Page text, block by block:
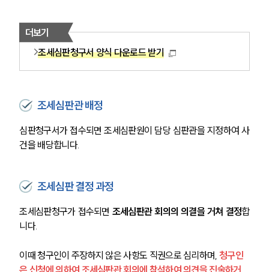
더보기
조세심판청구서 양식 다운로드 받기
조세심판관 배정
심판청구서가 접수되면 조세심판원이 담당 심판관을 지정하여 사
건을 배당합니다.
조세심판 결정 과정
조세심판청구가 접수되면 조세심판관 회의의 의결을 거쳐 결정합
니다.
이때 청구인이 주장하지 않은 사항도 직권으로 심리하며, 청구인
은 신청에 의하여 조세심판관 회의에 참석하여 의견을 진술하거